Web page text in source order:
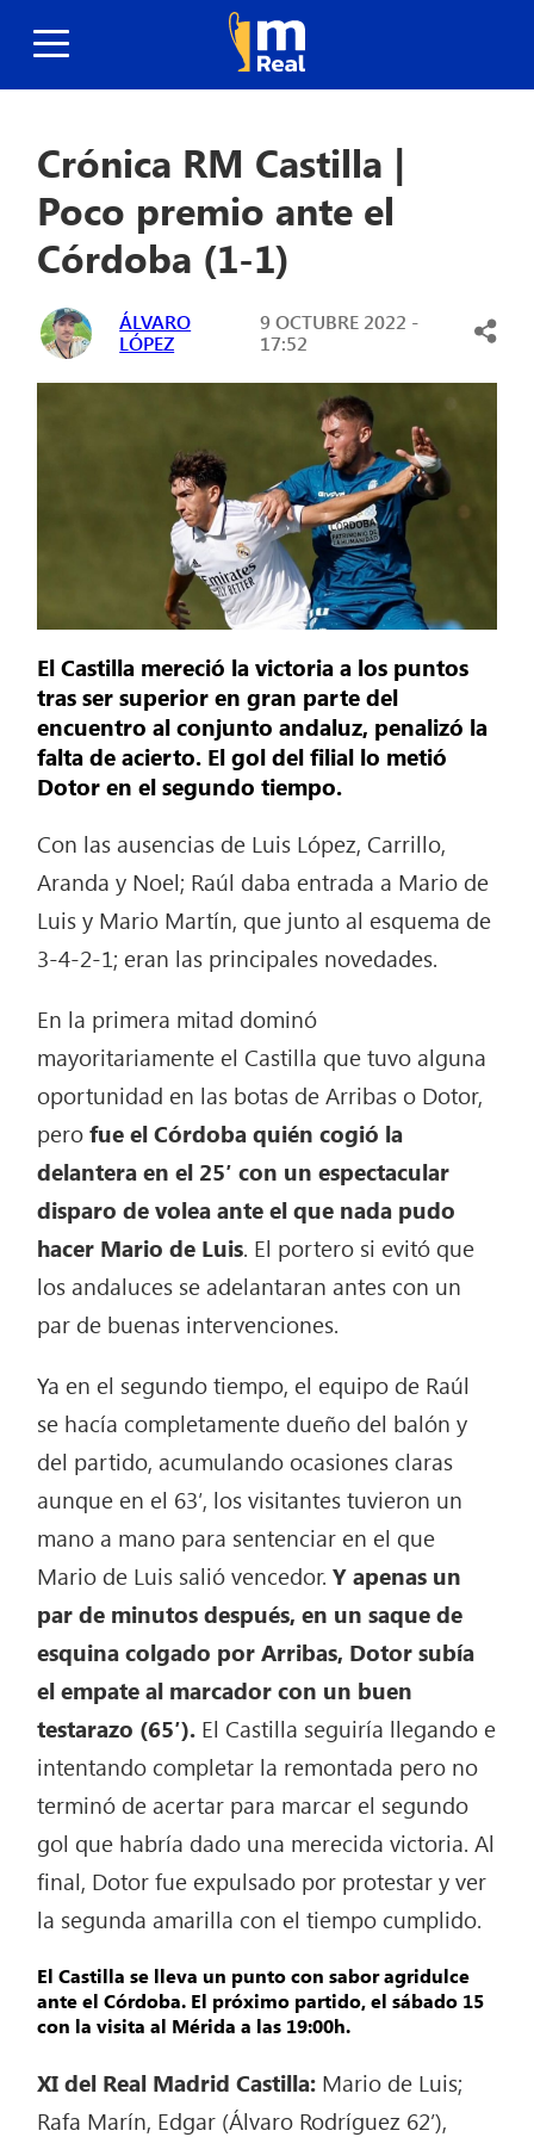
Crónica RM Castilla |
Poco premio ante el
Córdoba (1-1)
ÁLVARO
LÓPEZ
9 OCTUBRE 2022 -
17:52
El Castilla mereció la victoria a los puntos
tras ser superior en gran parte del
encuentro al conjunto andaluz, penalizó la
falta de acierto. El gol del filial lo metió
Dotor en el segundo tiempo.
Con las ausencias de Luis López, Carrillo,
Aranda y Noel; Raúl daba entrada a Mario de
Luis y Mario Martín, que junto al esquema de
3-4-2-1; eran las principales novedades.
En la primera mitad dominó
mayoritariamente el Castilla que tuvo alguna
oportunidad en las botas de Arribas o Dotor,
perofue el Córdoba quién cogió la
delantera en el 25′ con un espectacular
disparo de volea ante el que nada pudo
hacer Mario de Luis. El portero si evitó que
los andaluces se adelantaran antes con un
par de buenas intervenciones.
Ya en el segundo tiempo, el equipo de Raúl
se hacía completamente dueño del balón y
del partido, acumulando ocasiones claras
aunque en el 63′, los visitantes tuvieron un
mano a mano para sentenciar en el que
Mario de Luis salió vencedor.Y apenas un
par de minutos después, en un saque de
esquina colgado por Arribas, Dotor subía
el empate al marcador con un buen
testarazo (65′). El Castilla seguiría llegando e
intentando completar la remontada pero no
terminó de acertar para marcar el segundo
gol que habría dado una merecida victoria. Al
final, Dotor fue expulsado por protestar y ver
la segunda amarilla con el tiempo cumplido.
El Castilla se lleva un punto con sabor agridulce
ante el Córdoba. El próximo partido, el sábado 15
con la visita al Mérida a las 19:00h.
XI del Real Madrid Castilla: Mario de Luis;
Rafa Marín, Edgar (Álvaro Rodríguez 62’),